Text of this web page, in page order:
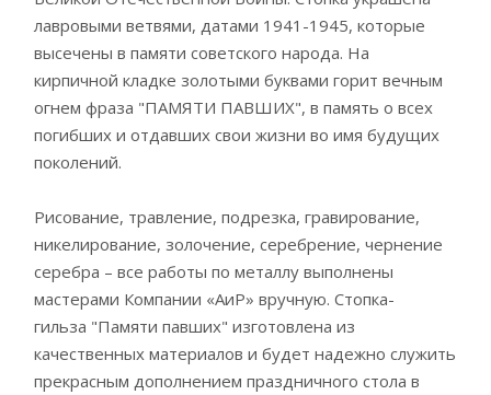
лавровыми ветвями, датами 1941-1945, которые
высечены в памяти советского народа. На
кирпичной кладке золотыми буквами горит вечным
огнем фраза "ПАМЯТИ ПАВШИХ", в память о всех
погибших и отдавших свои жизни во имя будущих
поколений.
Рисование, травление, подрезка, гравирование,
никелирование, золочение, серебрение, чернение
серебра – все работы по металлу выполнены
мастерами Компании «АиР» вручную. Стопка-
гильза "Памяти павших" изготовлена из
качественных материалов и будет надежно служить
прекрасным дополнением праздничного стола в